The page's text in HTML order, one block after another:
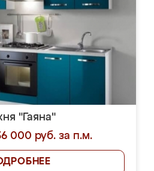
"Гаяна"
000 руб. за п.м.